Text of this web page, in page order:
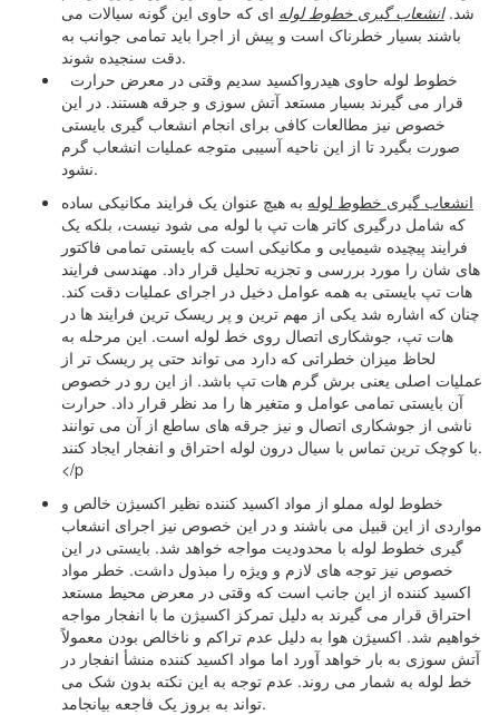
شد.انشعاب گیری خطوط لوله ای که حاوی این گونه سیالات می
باشند بسیار خطرناک است و پیش از اجرا باید تمامی جوانب به
دقت سنجیده شوند.
قرار می گیرند بسیار مستعد آتش سوزی و جرقه هستند. در این
خصوص نیز مطالعات کافی برای انجام انشعاب گیری بایستی
صورت بگیرد تا از این ناحیه آسیبی متوجه عملیات انشعاب گرم
نشود.
انشعاب گیری خطوط لوله به هیچ عنوان یک فرایند مکانیکی ساده
که شامل درگیری کاتر هات تپ با لوله می شود نیست، بلکه یک
فرایند پیچیده شیمیایی و مکانیکی است که بایستی تمامی فاکتور
های شان را مورد بررسی و تجزیه تحلیل قرار داد. مهندسی فرایند
هات تپ بایستی به همه عوامل دخیل در اجرای عملیات دقت کند.
چنان که اشاره شد یکی از مهم ترین و پر ریسک ترین فرایند ها در
هات تپ، جوشکاری اتصال روی خط لوله است. این مرحله به
لحاظ میزان خطراتی که دارد می تواند حتی پر ریسک تر از
عملیات اصلی یعنی برش گرم هات تپ باشد. از این رو در خصوص
آن بایستی تمامی عوامل و متغیر ها را مد نظر قرار داد. حرارت
ناشی از جوشکاری اتصال و نیز جرقه های ساطع از آن می توانند
با کوچک ترین تماس با سیال درون لوله احتراق و انفجار ایجاد کنند.
</p
خطوط لوله مملو از مواد اکسید کننده نظیر اکسیژن خالص و
مواردی از این قبیل می باشند و در این خصوص نیز اجرای انشعاب
گیری خطوط لوله با محدودیت مواجه خواهد شد. بایستی در این
خصوص نیز توجه های لازم و ویژه را مبذول داشت. خطر مواد
اکسید کننده از این جانب است که وقتی در معرض محیط مستعد
احتراق قرار می گیرند به دلیل تمرکز اکسیژن ما با انفجار مواجه
خواهیم شد. اکسیژن هوا به دلیل عدم تراکم و ناخالص بودن معمولاً
آتش سوزی به بار خواهد آورد اما مواد اکسید کننده منشأ انفجار در
خط لوله به شمار می روند. عدم توجه به این نکته بدون شک می
تواند به بروز یک فاجعه بیانجامد.